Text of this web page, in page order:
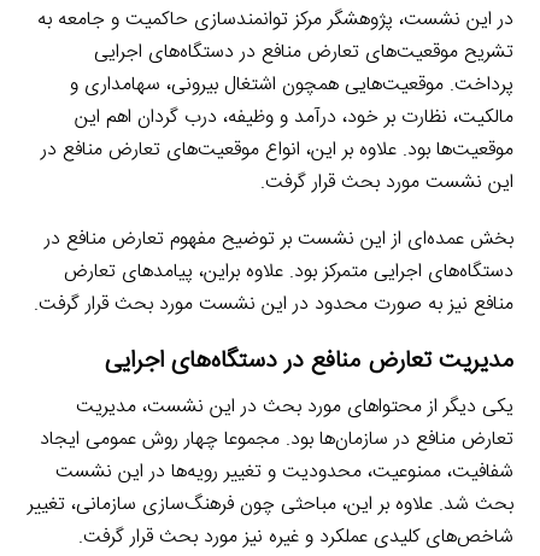
در این نشست، پژوهشگر مرکز توانمندسازی حاکمیت و جامعه به
تشریح موقعیت‌های تعارض منافع در دستگاه‌های اجرایی
پرداخت. موقعیت‌هایی همچون اشتغال بیرونی، سهامداری و
مالکیت، نظارت بر خود، درآمد و وظیفه، درب گردان اهم این
موقعیت‌ها بود. علاوه بر این، انواع موقعیت‌های تعارض منافع در
این نشست مورد بحث قرار گرفت.
بخش عمده‌ای از این نشست بر توضیح مفهوم تعارض منافع در
دستگاه‌های اجرایی متمرکز بود. علاوه براین، پیامدهای تعارض
منافع نیز به صورت محدود در این نشست مورد بحث قرار گرفت.
مدیریت تعارض منافع در دستگاه‌های اجرایی
یکی دیگر از محتواهای مورد بحث در این نشست، مدیریت
تعارض منافع در سازمان‌ها بود. مجموعا چهار روش عمومی ایجاد
شفافیت، ممنوعیت، محدودیت و تغییر رویه‌ها در این نشست
بحث شد. علاوه بر این، مباحثی چون فرهنگ‌سازی سازمانی، تغییر
شاخص‌های کلیدی عملکرد و غیره نیز مورد بحث قرار گرفت.